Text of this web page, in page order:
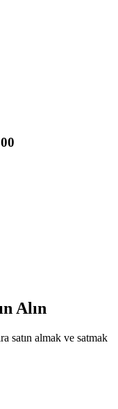
tadını çıkarın
veri analizi.
Alın
satın almak ve satmak